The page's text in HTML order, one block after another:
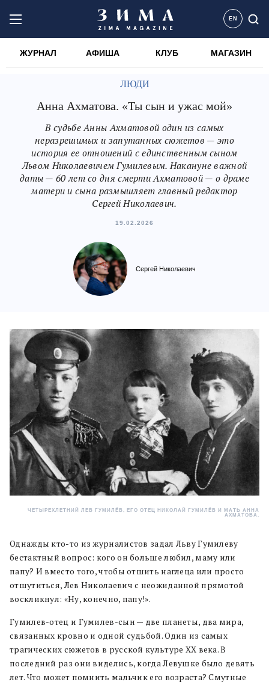
EN
ЖУРНАЛ АФИША КЛУБ МАГАЗИН
ЛЮДИ
Анна Ахматова. «Ты сын и ужас мой»
В судьбе Анны Ахматовой один из самых
неразрешимых и запутанных сюжетов — это
история ее отношений с единственным сыном
Львом Николаевичем Гумилевым. Накануне важной
даты — 60 лет со дня смерти Ахматовой — о драме
матери и сына размышляет главный редактор
Сергей Николаевич.
19.02.2026
Сергей Николаевич
ЧЕТЫРЕХЛЕТНИЙ ЛЕВ ГУМИЛЁВ, ЕГО ОТЕЦ НИКОЛАЙ ГУМИЛЁВ И МАТЬ АННА
АХМАТОВА.
Однажды кто-то из журналистов задал Льву Гумилеву
бестактный вопрос: кого он больше любил, маму или
папу? И вместо того, чтобы отшить наглеца или просто
отшутиться, Лев Николаевич с неожиданной прямотой
воскликнул: «Ну, конечно, папу!».
Гумилев-отец и Гумилев-сын — две планеты, два мира,
связанных кровно и одной судьбой. Один из самых
трагических сюжетов в русской культуре ХХ века. В
последний раз они виделись, когда Левушке было девять
лет. Что может помнить мальчик его возраста? Смутные